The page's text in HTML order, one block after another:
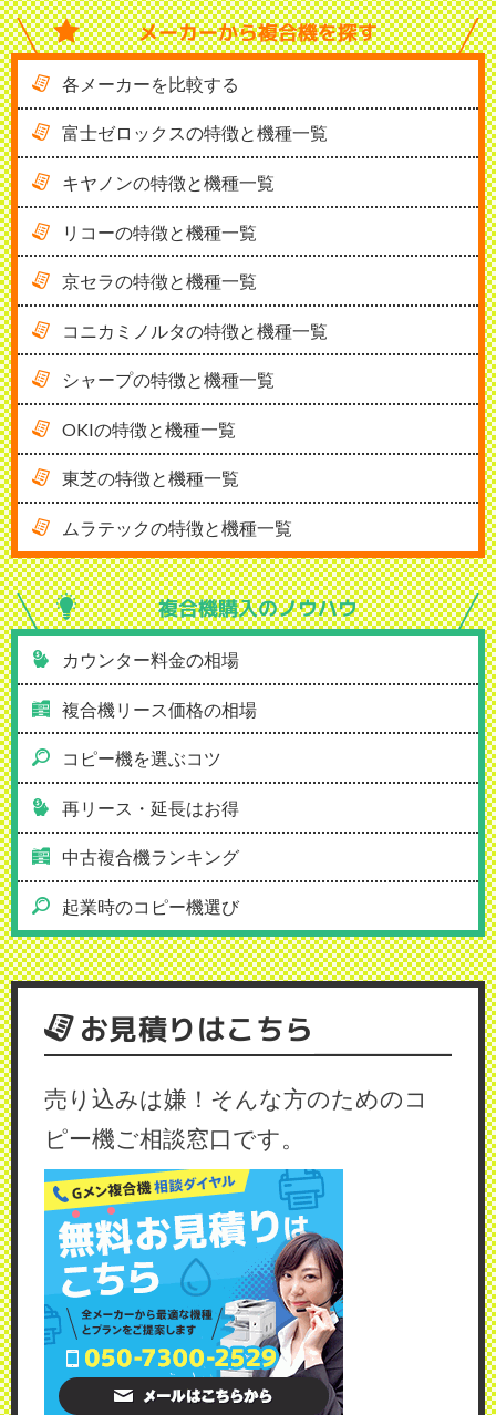
メーカーから複合機を探す
各メーカーを比較する
富士ゼロックスの特徴と機種一覧
キヤノンの特徴と機種一覧
リコーの特徴と機種一覧
京セラの特徴と機種一覧
コニカミノルタの特徴と機種一覧
シャープの特徴と機種一覧
OKIの特徴と機種一覧
東芝の特徴と機種一覧
ムラテックの特徴と機種一覧
複合機購入のノウハウ
カウンター料金の相場
複合機リース価格の相場
コピー機を選ぶコツ
再リース・延長はお得
中古複合機ランキング
起業時のコピー機選び
お見積りはこちら
売り込みは嫌！そんな方のためのコ
ピー機ご相談窓口です。